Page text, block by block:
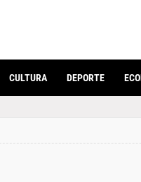
CULTURA DEPORTE